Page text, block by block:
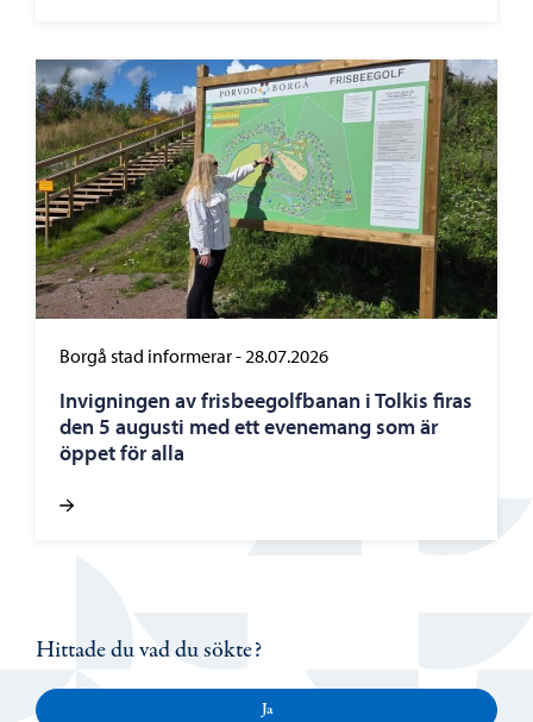
Borgå stad informerar- 28.07.2026
Invigningen av frisbeegolfbanan i Tolkis firas
den 5 augusti med ett evenemang som är
öppet för alla
Hittade du vad du sökte?
Ja